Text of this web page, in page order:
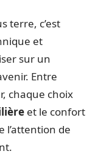
terre, c’est
et
sur un
Entre
chaque choix
et le confort
l’attention de